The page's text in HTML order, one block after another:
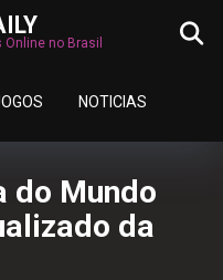
no Brasil
NOTICIAS
do Mundo
da